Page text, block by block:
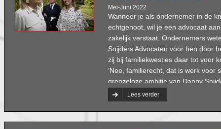
Mei-Juni 2022
Wanneer je als ondernemer in de
echtgenoot, wil je een advocaat
zakelijk verstaat. Ondernemers
Snijders Advocaten voor hen door
zij bij familiekwesties daar tot voor
‘Nee, familierecht, dat is werk voor
grenzeloze ambitie van Danny
altijd de beste te zijn, zaten zijn
familierecht te beginnen in de weg.
Lees verder